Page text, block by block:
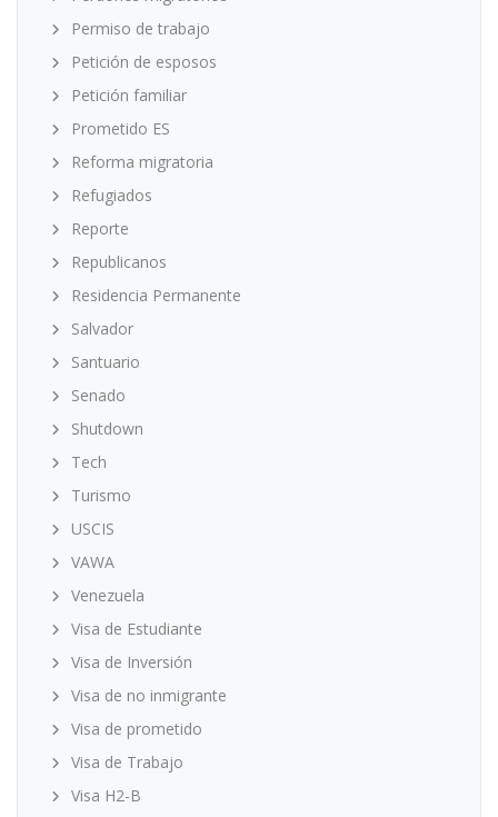
Permiso de trabajo
Petición de esposos
Petición familiar
Prometido ES
Reforma migratoria
Refugiados
Reporte
Republicanos
Residencia Permanente
Salvador
Santuario
Senado
Shutdown
Tech
Turismo
USCIS
VAWA
Venezuela
Visa de Estudiante
Visa de Inversión
Visa de no inmigrante
Visa de prometido
Visa de Trabajo
Visa H2-B